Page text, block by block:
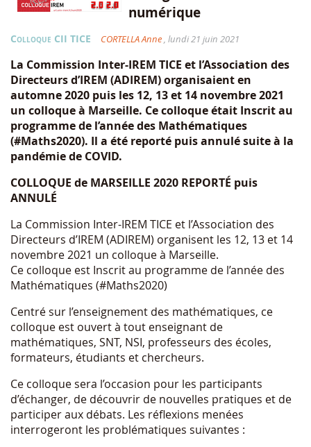
numérique
Colloque CII TICE CORTELLA Anne, lundi 21 juin 2021
La Commission Inter-IREM TICE et l’Association des
Directeurs d’IREM (ADIREM) organisaient en
automne 2020 puis les 12, 13 et 14 novembre 2021
un colloque à Marseille. Ce colloque était Inscrit au
programme de l’année des Mathématiques
(#Maths2020). Il a été reporté puis annulé suite à la
pandémie de COVID.
COLLOQUE de MARSEILLE 2020 REPORTÉ puis
ANNULÉ
La Commission Inter-IREM TICE et l’Association des
Directeurs d’IREM (ADIREM) organisent les 12, 13 et 14
novembre 2021 un colloque à Marseille.
Ce colloque est Inscrit au programme de l’année des
Mathématiques (#Maths2020)
Centré sur l’enseignement des mathématiques, ce
colloque est ouvert à tout enseignant de
mathématiques, SNT, NSI, professeurs des écoles,
formateurs, étudiants et chercheurs.
Ce colloque sera l’occasion pour les participants
d’échanger, de découvrir de nouvelles pratiques et de
participer aux débats. Les réflexions menées
interrogeront les problématiques suivantes :